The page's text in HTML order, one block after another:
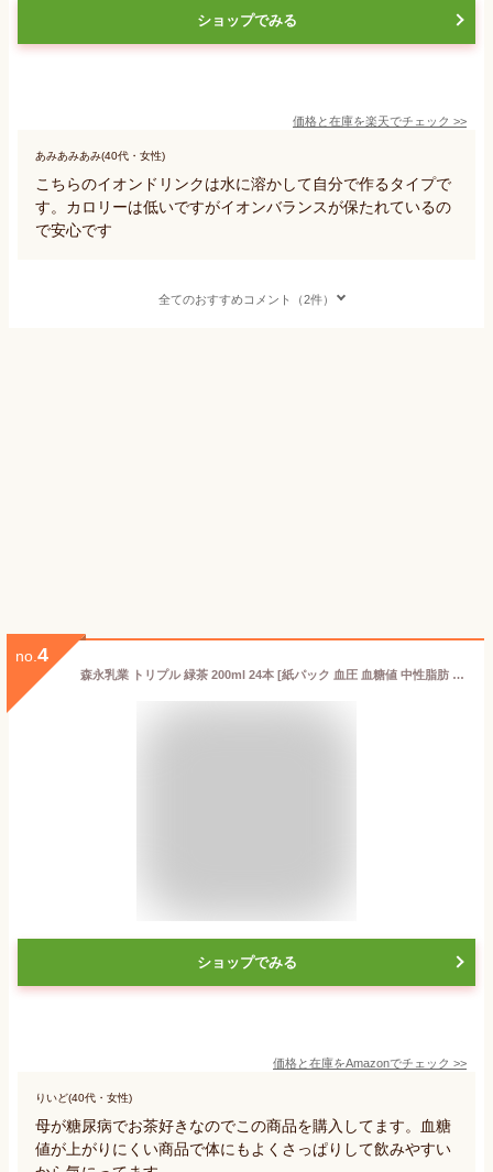
ショップでみる
価格と在庫を楽天でチェック >>
あみあみあみ(40代・女性)
こちらのイオンドリンクは水に溶かして自分で作るタイプで
す。カロリーは低いですがイオンバランスが保たれているの
で安心です
全てのおすすめコメント（2件）
no. 4
森永乳業 トリプル 緑茶 200ml 24本 [紙パック 血圧 血糖値 中性脂肪 機能性表示食品 常温保存]
ショップでみる
価格と在庫をAmazonでチェック >>
りいど(40代・女性)
母が糖尿病でお茶好きなのでこの商品を購入してます。血糖
値が上がりにくい商品で体にもよくさっぱりして飲みやすい